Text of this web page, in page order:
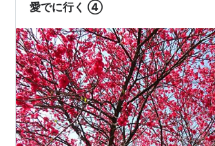
愛でに行く ④